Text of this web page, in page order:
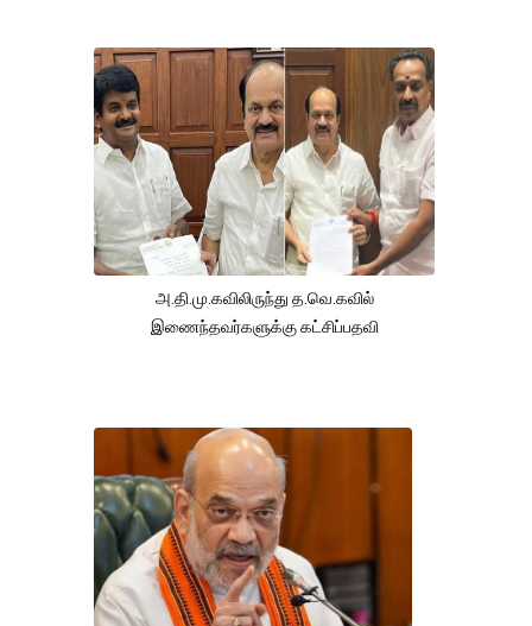
அ.தி.மு.கவிலிருந்து த.வெ.கவில்
இணைந்தவர்களுக்கு கட்சிப்பதவி